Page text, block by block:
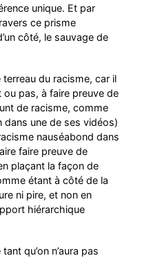
unique. Et par
ce prisme
côté, le sauvage de
terreau du racisme, car il
pas, à faire preuve de
de racisme, comme
dans une de ses vidéos)
nauséabond dans
faire preuve de
plaçant la façon de
étant à côté de la
ni pire, et non en
hiérarchique
qu’on n’aura pas